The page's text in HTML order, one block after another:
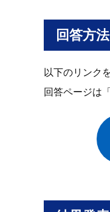
回答方法
以下のリンク
回答ページは